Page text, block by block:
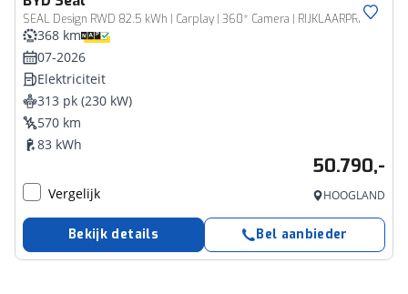
SEAL Design RWD 82.5 kWh | Carplay | 360* Camera | RIJKLAARPRIJS!
368 km
07-2026
Elektriciteit
313 pk (230 kW)
570 km
83 kWh
50.790,-
Vergelijk HOOGLAND
Bekijk details Bel aanbieder